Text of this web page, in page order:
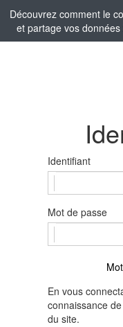
Découvrez comment le
et partage vos données
Identifiant
Mot de passe
En vous
connaissance
du site.